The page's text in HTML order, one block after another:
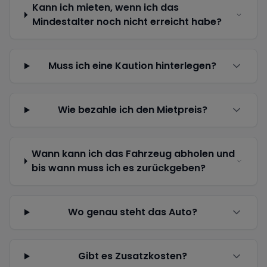
Kann ich mieten, wenn ich das
Mindestalter noch nicht erreicht habe?
Muss ich eine Kaution hinterlegen?
Wie bezahle ich den Mietpreis?
Wann kann ich das Fahrzeug abholen und
bis wann muss ich es zurückgeben?
Wo genau steht das Auto?
Gibt es Zusatzkosten?